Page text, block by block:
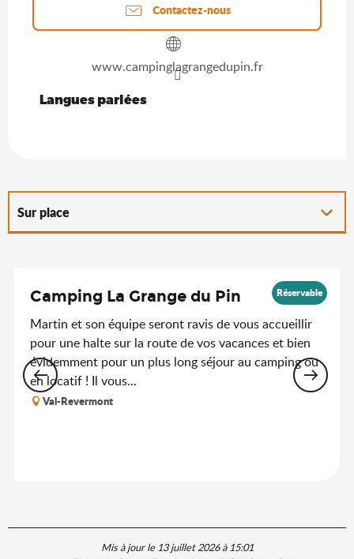
Contactez-nous
www.campinglagrangedupin.fr
Langues parlées
Langues parlées
Sur place
Camping La Grange du Pin
Martin et son équipe seront ravis de vous accueillir
pour une halte sur la route de vos vacances et bien
évidemment pour un plus long séjour au camping ou
en locatif ! Il vous...
Val-Revermont
Réservable
Mis à jour le 13 juillet 2026 à 15:01